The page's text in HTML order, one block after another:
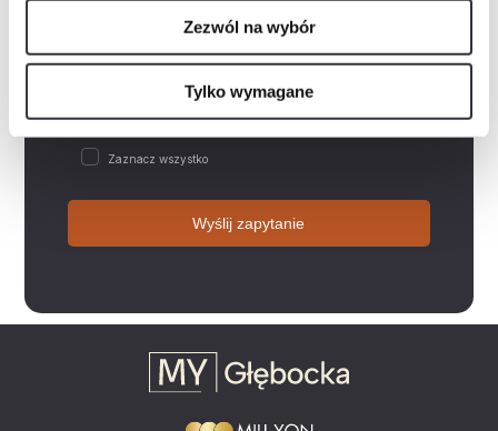
Zezwól na wybór
Tylko wymagane
Zaznacz wszystko
Wyślij zapytanie